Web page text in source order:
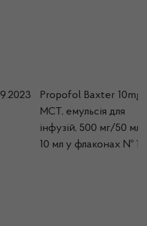
Propofol Baxter
MCT, емульсія для
інфузій, 500 мг/50 мл
10 мл у флаконах № 1